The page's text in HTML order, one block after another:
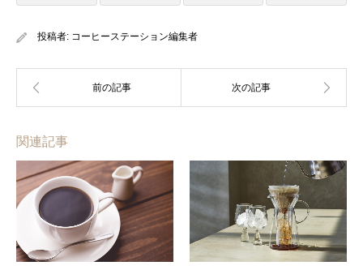
投稿者: コーヒーステーション編集者
関連記事